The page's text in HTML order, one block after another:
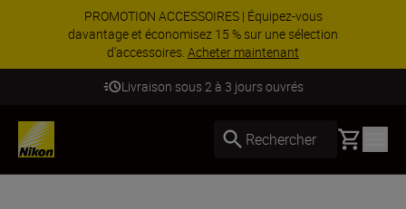
PROMOTION ACCESSOIRES | Équipez-vous
davantage et économisez 15 % sur une sélection
d’accessoires. Acheter maintenant
Livraison sous 2 à 3 jours ouvrés
Rechercher Basket